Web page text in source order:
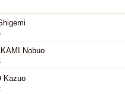
Nobuo
Kazuo